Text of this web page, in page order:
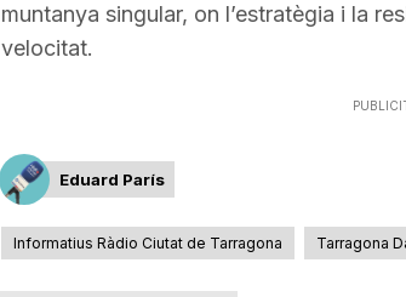
muntanya singular, on l’estratègia i la
velocitat.
Eduard París
Informatius Ràdio Ciutat de Tarragona Tarragona